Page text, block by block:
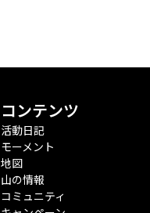
コンテンツ
活動日記
モーメント
地図
山の情報
コミュニティ